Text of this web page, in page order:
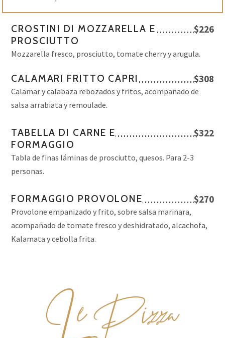
CROSTINI DI MOZZARELLA E
PROSCIUTTO
Mozzarella fresco, prosciutto, tomate cherry y arugula.
$226
CALAMARI FRITTO CAPRI
Calamar y calabaza rebozados y fritos, acompañado de
salsa arrabiata y remoulade.
$308
TABELLA DI CARNE E
FORMAGGIO
Tabla de finas láminas de prosciutto, quesos. Para 2-3
personas.
$322
FORMAGGIO PROVOLONE
Provolone empanizado y frito, sobre salsa marinara,
acompañado de tomate fresco y deshidratado, alcachofa,
Kalamata y cebolla frita.
$270
L
e Pizza